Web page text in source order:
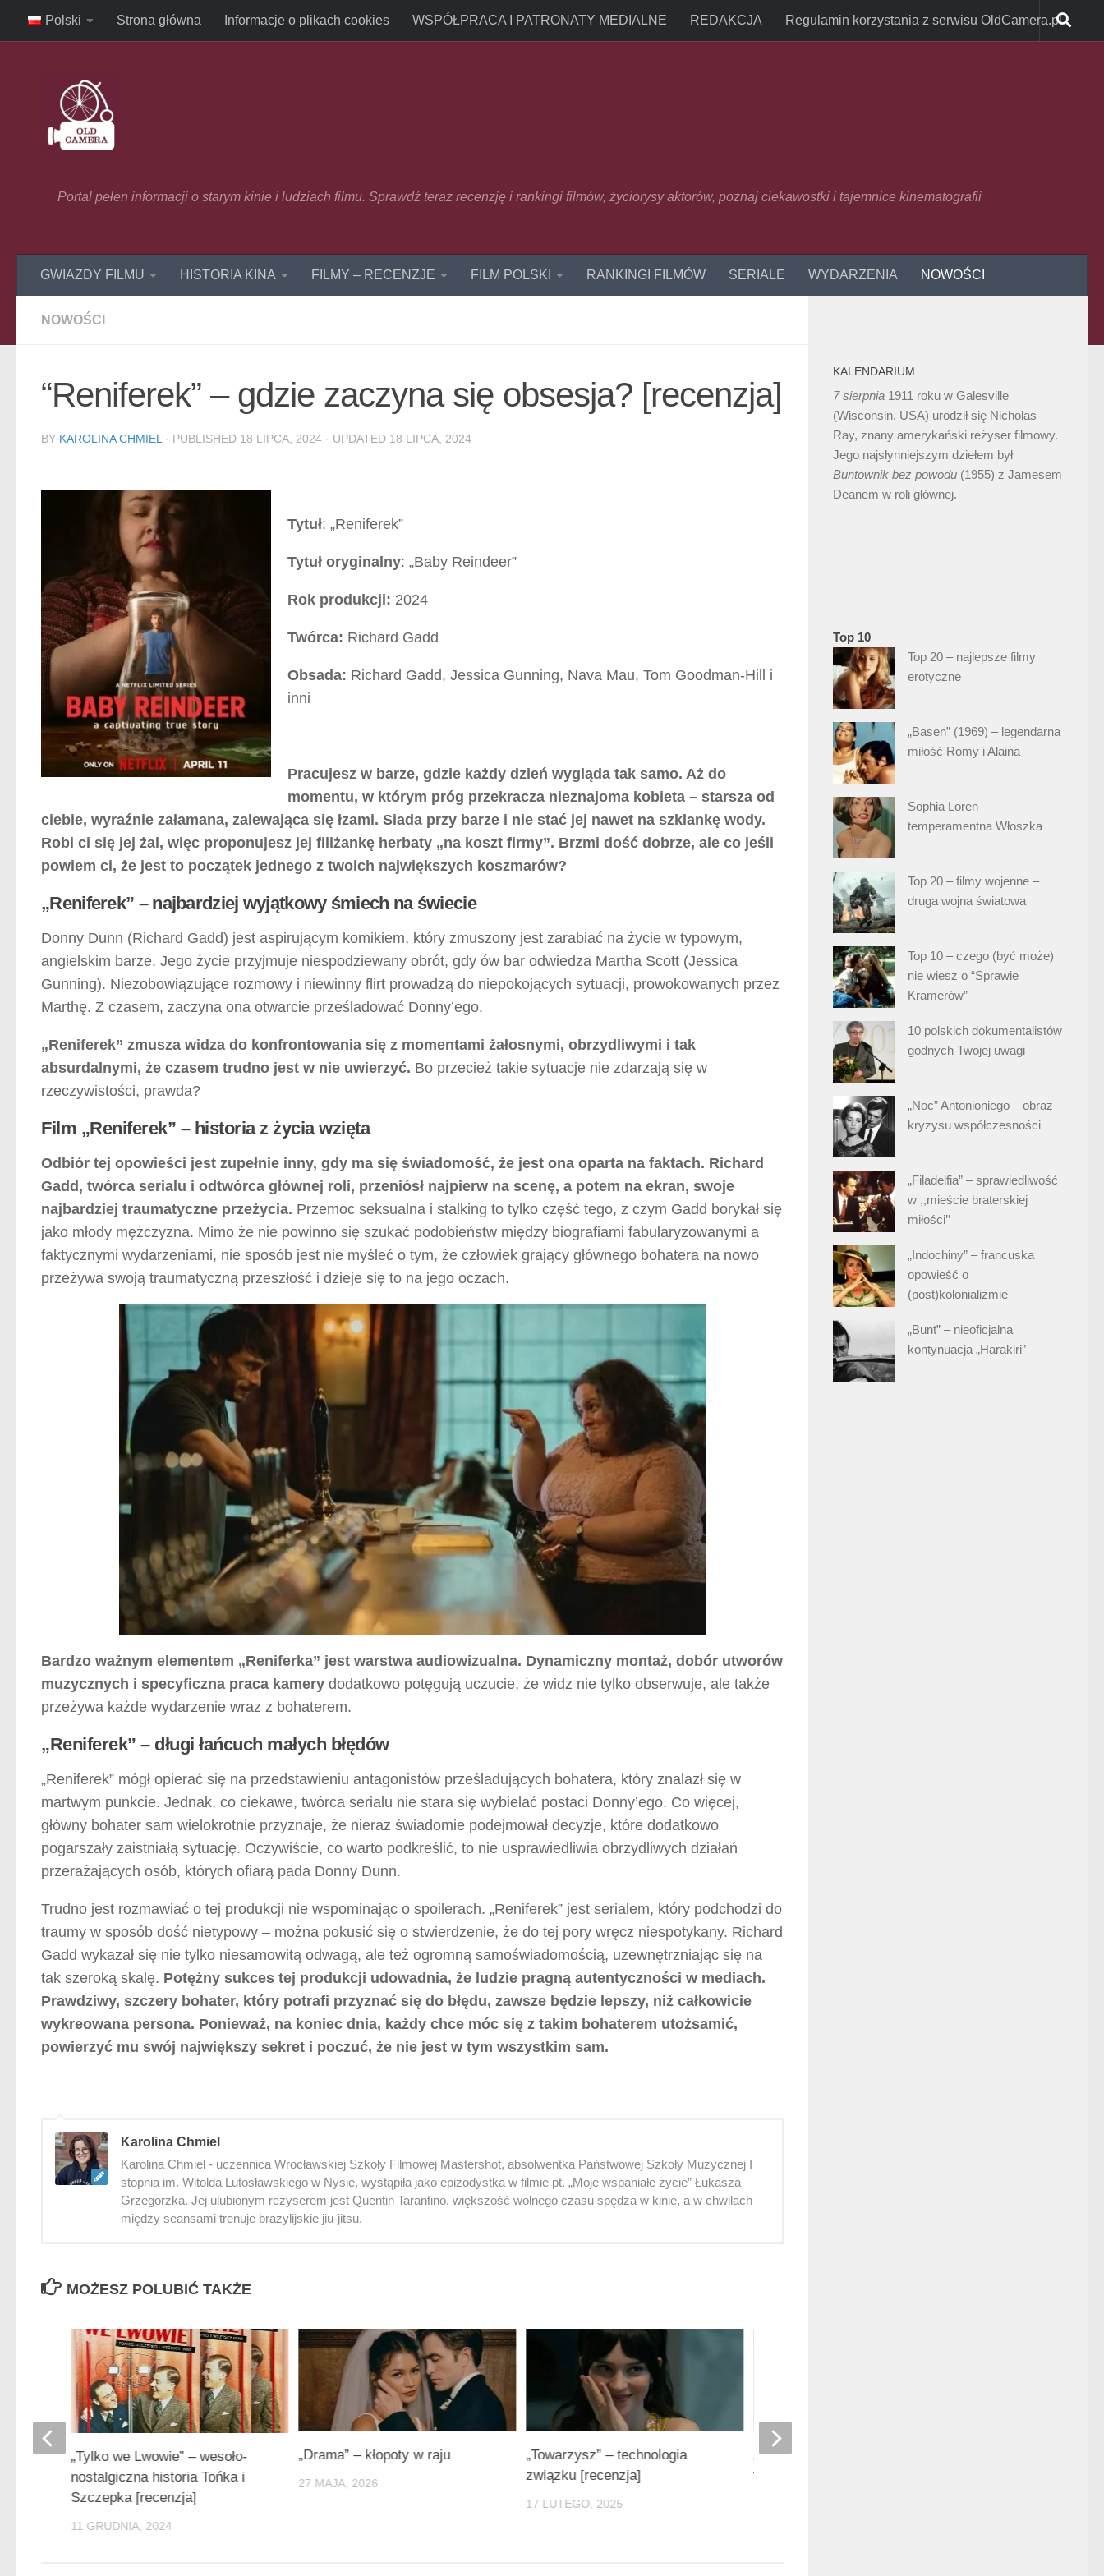
Skip to content
Polski Strona główna Informacje o plikach cookies WSPÓŁPRACA I PATRONATY MEDIALNE REDAKCJA Regulamin korzystania z serwisu OldCamera.pl
Portal pełen informacji o starym kinie i ludziach filmu. Sprawdź teraz recenzję i rankingi filmów, życiorysy aktorów, poznaj ciekawostki i tajemnice kinematografii
GWIAZDY FILMU HISTORIA KINA FILMY – RECENZJE FILM POLSKI RANKINGI FILMÓW SERIALE WYDARZENIA NOWOŚCI
NOWOŚCI
“Reniferek” – gdzie zaczyna się obsesja? [recenzja]
BY KAROLINA CHMIEL · PUBLISHED 18 LIPCA, 2024 · UPDATED 18 LIPCA, 2024
Tytuł: „Reniferek”
Tytuł oryginalny: „Baby Reindeer”
Rok produkcji: 2024
Twórca: Richard Gadd
Obsada: Richard Gadd, Jessica Gunning, Nava Mau, Tom Goodman-Hill i
inni
Pracujesz w barze, gdzie każdy dzień wygląda tak samo. Aż do
momentu, w którym próg przekracza nieznajoma kobieta – starsza od
ciebie, wyraźnie załamana, zalewająca się łzami. Siada przy barze i nie stać jej nawet na szklankę wody.
Robi ci się jej żal, więc proponujesz jej filiżankę herbaty „na koszt firmy”. Brzmi dość dobrze, ale co jeśli
powiem ci, że jest to początek jednego z twoich największych koszmarów?
„Reniferek” – najbardziej wyjątkowy śmiech na świecie
Donny Dunn (Richard Gadd) jest aspirującym komikiem, który zmuszony jest zarabiać na życie w typowym,
angielskim barze. Jego życie przyjmuje niespodziewany obrót, gdy ów bar odwiedza Martha Scott (Jessica
Gunning). Niezobowiązujące rozmowy i niewinny flirt prowadzą do niepokojących sytuacji, prowokowanych przez
Marthę. Z czasem, zaczyna ona otwarcie prześladować Donny’ego.
„Reniferek” zmusza widza do konfrontowania się z momentami żałosnymi, obrzydliwymi i tak
absurdalnymi, że czasem trudno jest w nie uwierzyć. Bo przecież takie sytuacje nie zdarzają się w
rzeczywistości, prawda?
Film „Reniferek” – historia z życia wzięta
Odbiór tej opowieści jest zupełnie inny, gdy ma się świadomość, że jest ona oparta na faktach. Richard
Gadd, twórca serialu i odtwórca głównej roli, przeniósł najpierw na scenę, a potem na ekran, swoje
najbardziej traumatyczne przeżycia. Przemoc seksualna i stalking to tylko część tego, z czym Gadd borykał się
jako młody mężczyzna. Mimo że nie powinno się szukać podobieństw między biografiami fabularyzowanymi a
faktycznymi wydarzeniami, nie sposób jest nie myśleć o tym, że człowiek grający głównego bohatera na nowo
przeżywa swoją traumatyczną przeszłość i dzieje się to na jego oczach.
Bardzo ważnym elementem „Reniferka” jest warstwa audiowizualna. Dynamiczny montaż, dobór utworów
muzycznych i specyficzna praca kamery dodatkowo potęgują uczucie, że widz nie tylko obserwuje, ale także
przeżywa każde wydarzenie wraz z bohaterem.
„Reniferek” – długi łańcuch małych błędów
„Reniferek” mógł opierać się na przedstawieniu antagonistów prześladujących bohatera, który znalazł się w
martwym punkcie. Jednak, co ciekawe, twórca serialu nie stara się wybielać postaci Donny’ego. Co więcej,
główny bohater sam wielokrotnie przyznaje, że nieraz świadomie podejmował decyzje, które dodatkowo
pogarszały zaistniałą sytuację. Oczywiście, co warto podkreślić, to nie usprawiedliwia obrzydliwych działań
przerażających osób, których ofiarą pada Donny Dunn.
Trudno jest rozmawiać o tej produkcji nie wspominając o spoilerach. „Reniferek” jest serialem, który podchodzi do
traumy w sposób dość nietypowy – można pokusić się o stwierdzenie, że do tej pory wręcz niespotykany. Richard
Gadd wykazał się nie tylko niesamowitą odwagą, ale też ogromną samoświadomością, uzewnętrzniając się na
tak szeroką skalę. Potężny sukces tej produkcji udowadnia, że ludzie pragną autentyczności w mediach.
Prawdziwy, szczery bohater, który potrafi przyznać się do błędu, zawsze będzie lepszy, niż całkowicie
wykreowana persona. Ponieważ, na koniec dnia, każdy chce móc się z takim bohaterem utożsamić,
powierzyć mu swój największy sekret i poczuć, że nie jest w tym wszystkim sam.
Karolina Chmiel
Karolina Chmiel - uczennica Wrocławskiej Szkoły Filmowej Mastershot, absolwentka Państwowej Szkoły Muzycznej I
stopnia im. Witolda Lutosławskiego w Nysie, wystąpiła jako epizodystka w filmie pt. „Moje wspaniałe życie” Łukasza
Grzegorzka. Jej ulubionym reżyserem jest Quentin Tarantino, większość wolnego czasu spędza w kinie, a w chwilach
między seansami trenuje brazylijskie jiu-jitsu.
MOŻESZ POLUBIĆ TAKŻE
„Drama” – kłopoty w raju
27 MAJA, 2026
„Towarzysz” – technologia
związku [recenzja]
17 LUTEGO, 2025
„Pan coś kręci! Opowieści
filmowe” – gawęda Marcina
„Tylko we Lwowie” – wesoło-
nostalgiczna historia Tońka i
Szczepka [recenzja]
11 GRUDNIA, 2024
KALENDARIUM
7 sierpnia 1911 roku w Galesville
(Wisconsin, USA) urodził się Nicholas
Ray, znany amerykański reżyser filmowy.
Jego najsłynniejszym dziełem był
Buntownik bez powodu (1955) z Jamesem
Deanem w roli głównej.
Top 10
Top 20 – najlepsze filmy
erotyczne
„Basen” (1969) – legendarna
miłość Romy i Alaina
Sophia Loren –
temperamentna Włoszka
Top 20 – filmy wojenne –
druga wojna światowa
Top 10 – czego (być może)
nie wiesz o “Sprawie
Kramerów”
10 polskich dokumentalistów
godnych Twojej uwagi
„Noc” Antonioniego – obraz
kryzysu współczesności
„Filadelfia” – sprawiedliwość
w ,,mieście braterskiej
miłości’’
„Indochiny” – francuska
opowieść o
(post)kolonializmie
„Bunt” – nieoficjalna
kontynuacja „Harakiri”